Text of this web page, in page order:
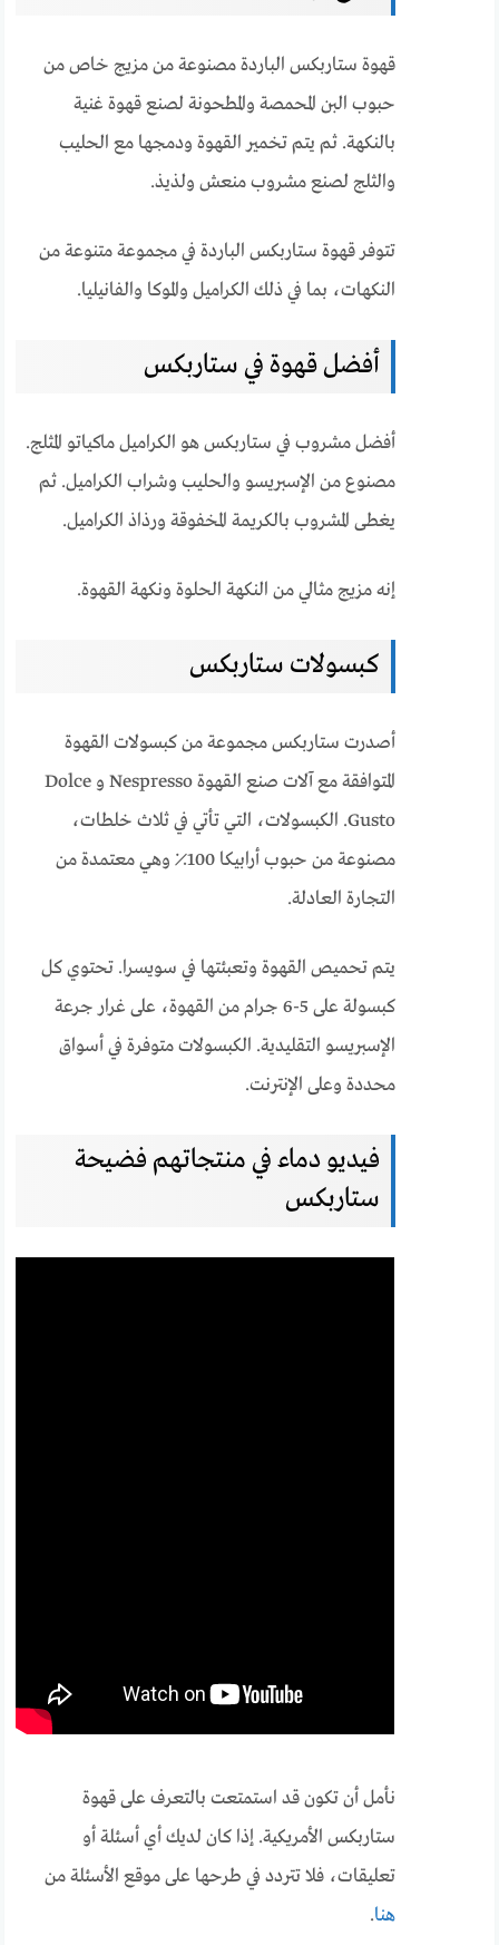
قهوة ستاربكس الباردة مصنوعة من مزيج خاص من
حبوب البن المحمصة والمطحونة لصنع قهوة غنية
بالنكهة. ثم يتم تخمير القهوة ودمجها مع الحليب
والثلج لصنع مشروب منعش ولذيذ.
تتوفر قهوة ستاربكس الباردة في مجموعة متنوعة من
النكهات، بما في ذلك الكراميل والموكا والفانيليا.
أفضل قهوة في ستاربکس
أفضل مشروب في ستاربكس هو الكراميل ماكياتو المثلج.
مصنوع من الإسبريسو والحليب وشراب الكراميل. ثم
يغطى المشروب بالكريمة المخفوقة ورذاذ الكراميل.
إنه مزيج مثالي من النكهة الحلوة ونكهة القهوة.
كبسولات ستاربكس
أصدرت ستاربكس مجموعة من كبسولات القهوة
المتوافقة مع آلات صنع القهوة Nespresso و Dolce
Gusto. الكبسولات، التي تأتي في ثلاث خلطات،
مصنوعة من حبوب أرابيكا 100٪ وهي معتمدة من
التجارة العادلة.
يتم تحميص القهوة وتعبئتها في سويسرا. تحتوي كل
كبسولة على 5-6 جرام من القهوة، على غرار جرعة
الإسبريسو التقليدية. الكبسولات متوفرة في أسواق
محددة وعلى الإنترنت.
فيديو دماء في منتجاتهم فضيحة
ستاربكس
نأمل أن تكون قد استمتعت بالتعرف على قهوة
ستاربكس الأمريكية. إذا كان لديك أي أسئلة أو
تعليقات، فلا تتردد في طرحها على موقع الأسئلة من
هنا.